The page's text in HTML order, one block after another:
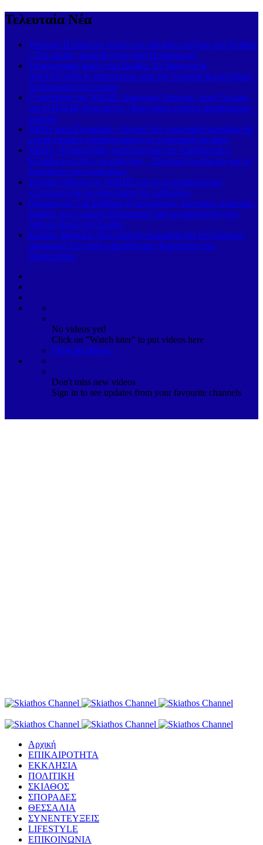
Τελευταία Νέα
Vesuvio: Η απόλυτη γεύση της ιταλικής κουζίνας στη Σκιάθο
– Στο λιμάνι, τώρα & στην Αγία Παρασκευή!
Εντυπωσιακή άφιξη στη Σκιάθο: Το Superyacht
ANASTASIA K κατέπλευσε από την Τουρκία & μαγνήτισε
τα βλέμματα στο λιμάνι
Ο πρόεδρος της ΝΙΚΗΣ, Δημήτρης Νατσιός, στην Τούμπα
για το ΠΑΟΚ-Άντερλεχτ: «Εκεί όπου χτυπά η ασπρόμαυρη
καρδιά»
ΝΙΚΗ κατά Ζαχαράκη: «Αγνοεί την ευρωπαϊκή καταδίκη &
κρατά χιλιάδες εκπαιδευτικούς σε εργασιακή ομηρία»
ΝΙΚΗ: «Εκατοντάδες εκατομμύρια στο AntiNero & η
Ελλάδα συνεχίζει να καίγεται» – Σκληρά ερωτήματα για τη
διαχείριση των κονδυλίων
Σκληρή επίθεση της ΝΙΚΗΣ για το μεταναστευτικό:
«Αποτροπή & όχι διαχείριση της εισβολής»
Παρασκευή 7 & Σάββατο 8 Αυγούστου: Ζωντανές μουσικές
βραδιές στο Carnayo Restaurant! Δύο μοναδικά live στο
Alkyon Hotel στη Σκιάθο
Σκιάθος-Μονακό: Νέα διεθνής συμμαχία για τον βιώσιμο
τουρισμό! Στο νησί η Διευθύντρια Τουρισμού του
Πριγκιπάτου
No videos yet!
Click on "Watch later" to put videos here
View all videos
Don't miss new videos
Sign in to see updates from your favourite channels
Αρχική
ΕΠΙΚΑΙΡΟΤΗΤΑ
ΕΚΚΛΗΣΙΑ
ΠΟΛΙΤΙΚΗ
ΣΚΙΑΘΟΣ
ΣΠΟΡΑΔΕΣ
ΘΕΣΣΑΛΙΑ
ΣΥΝΕΝΤΕΥΞΕΙΣ
LIFESTYLE
ΕΠΙΚΟΙΝΩΝΙΑ